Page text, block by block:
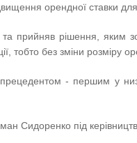
орендної ставки
рішення, яким
тобто без зміни розміру
- першим у
Сидоренко під